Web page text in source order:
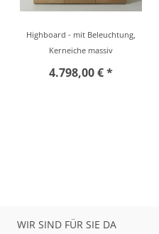
Highboard - mit Beleuchtung,
Kerneiche massiv
4.798,00 € *
WIR SIND FÜR SIE DA